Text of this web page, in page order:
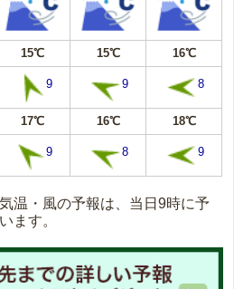
15℃ 15℃ 16℃
9 9 8
17℃ 16℃ 18℃
9 8 9
温・風の予報は、当日9時に予
ます。